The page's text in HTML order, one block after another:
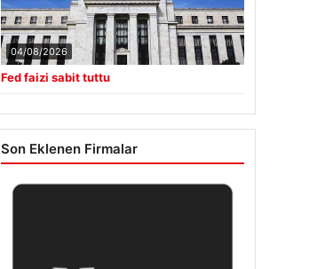
04/08/2026
Fed faizi sabit tuttu
Son Eklenen Firmalar